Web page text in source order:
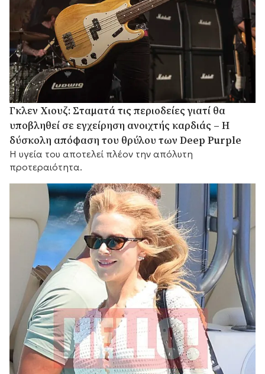
Γκλεν Χιουζ: Σταματά τις περιοδείες γιατί θα
υποβληθεί σε εγχείρηση ανοιχτής καρδιάς – Η
δύσκολη απόφαση του θρύλου των Deep Purple
Η υγεία του αποτελεί πλέον την απόλυτη
προτεραιότητα.